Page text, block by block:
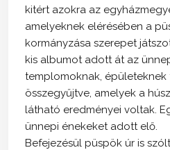
kitért azokra az
amelyeknek elérésében a
kormányzása szerepet
kis albumot adott át az
templomoknak,
összegyűjtve, amelyek a
látható eredményei voltak.
ünnepi énekeket adott elő.
Befejezésül püspök úr is